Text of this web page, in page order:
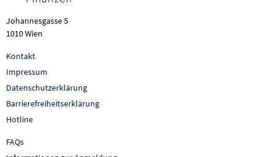
Johannesgasse 5
1010 Wien
Kontakt
Impressum
Datenschutzerklärung
Barrierefreiheitserklärung
Hotline
FAQs